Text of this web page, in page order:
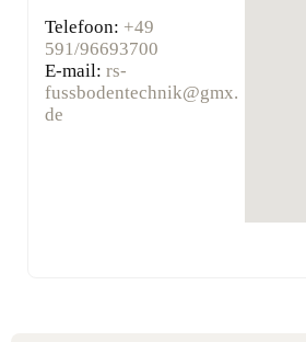
Telefoon: +49
591/96693700
E-mail: rs-
fussbodentechnik@gmx.
de